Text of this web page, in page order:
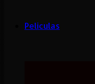
Peliculas